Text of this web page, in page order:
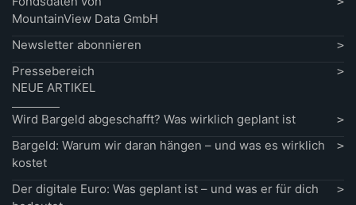
MountainView Data GmbH
Newsletter abonnieren
Pressebereich
NEUE ARTIKEL
Wird Bargeld abgeschafft? Was wirklich geplant ist
Bargeld: Warum wir daran hängen – und was es wirklich
kostet
Der digitale Euro: Was geplant ist – und was er für dich